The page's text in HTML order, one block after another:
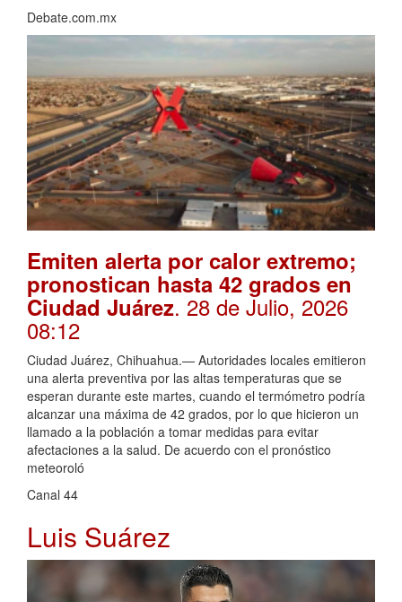
Debate.com.mx
Emiten alerta por calor extremo;
pronostican hasta 42 grados en
Ciudad Juárez. 28 de Julio, 2026
08:12
Ciudad Juárez, Chihuahua.— Autoridades locales emitieron
una alerta preventiva por las altas temperaturas que se
esperan durante este martes, cuando el termómetro podría
alcanzar una máxima de 42 grados, por lo que hicieron un
llamado a la población a tomar medidas para evitar
afectaciones a la salud. De acuerdo con el pronóstico
meteoroló
Canal 44
Luis Suárez